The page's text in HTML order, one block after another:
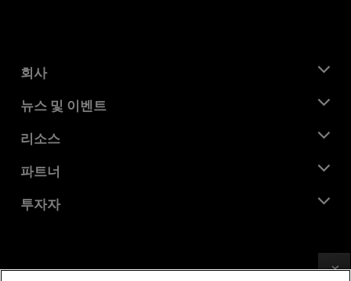
회사
AMD 소개
기업의 사회적 책임
채용
문의하기
뉴스 및 이벤트
뉴스룸
미디어 라이브러리
리소스
개발자 센트럴
사례 연구
파트너
AMD 파트너 허브
투자자
이사위원회